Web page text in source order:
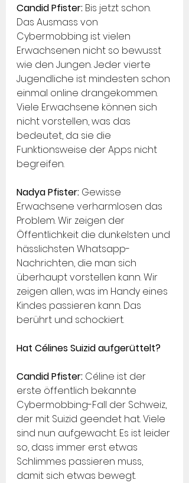
Candid Pfister: Bis jetzt schon.
Das Ausmass von
Cybermobbing ist vielen
Erwachsenen nicht so bewusst
wie den Jungen. Jeder vierte
Jugendliche ist mindesten schon
einmal online drangekommen.
Viele Erwachsene können sich
nicht vorstellen, was das
bedeutet, da sie die
Funktionsweise der Apps nicht
begreifen.
Nadya Pfister: Gewisse
Erwachsene verharmlosen das
Problem. Wir zeigen der
Öffentlichkeit die dunkelsten und
hässlichsten Whatsapp-
Nachrichten, die man sich
überhaupt vorstellen kann. Wir
zeigen allen, was im Handy eines
Kindes passieren kann. Das
berührt und schockiert.
Hat Célines Suizid aufgerüttelt?
Candid Pfister: Céline ist der
erste öffentlich bekannte
Cybermobbing-Fall der Schweiz,
der mit Suizid geendet hat. Viele
sind nun aufgewacht. Es ist leider
so, dass immer erst etwas
Schlimmes passieren muss,
damit sich etwas bewegt.